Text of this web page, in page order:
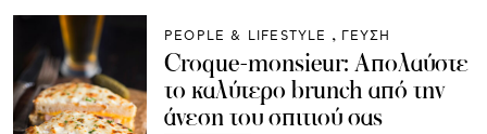
PEOPLE & LIFESTYLE ΓΕΥΣΗ
Croque-monsieur: Απολαύστε
το καλύτερο brunch από την
άνεση του σπιτιού σας